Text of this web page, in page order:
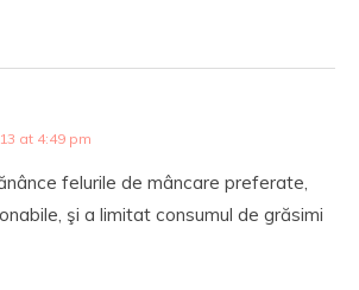
at 4:49 pm
felurile de mâncare preferate,
şi a limitat consumul de grăsimi